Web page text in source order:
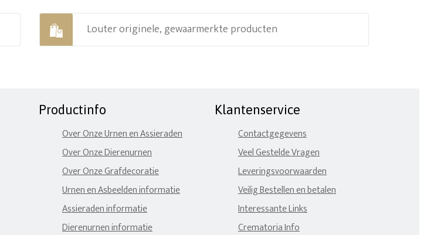
Louter originele, gewaarmerkte producten
Productinfo
Over Onze Urnen en Assieraden
Over Onze Dierenurnen
Over Onze Grafdecoratie
Urnen en Asbeelden informatie
Assieraden informatie
Dierenurnen informatie
Klantenservice
Contactgegevens
Veel Gestelde Vragen
Leveringsvoorwaarden
Veilig Bestellen en betalen
Interessante Links
Crematoria Info